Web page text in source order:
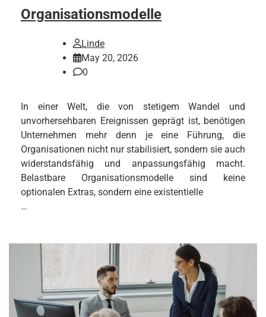
Organisationsmodelle
Linde
May 20, 2026
0
In einer Welt, die von stetigem Wandel und
unvorhersehbaren Ereignissen geprägt ist, benötigen
Unternehmen mehr denn je eine Führung, die
Organisationen nicht nur stabilisiert, sondern sie auch
widerstandsfähig und anpassungsfähig macht.
Belastbare Organisationsmodelle sind keine
optionalen Extras, sondern eine existentielle
…